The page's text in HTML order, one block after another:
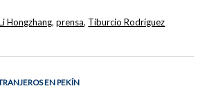
Hongzhang,prensa, Tiburcio Rodríguez
EN PEKÍN